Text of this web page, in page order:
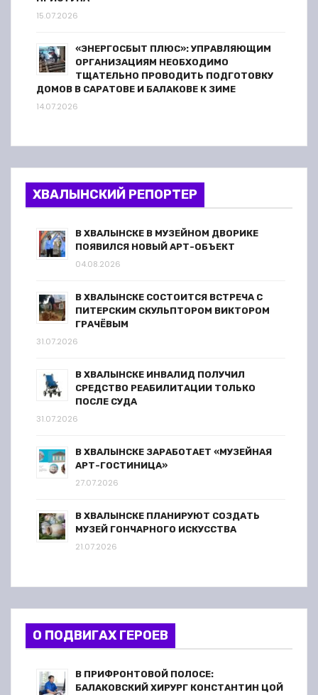
15.07.2026
«ЭНЕРГОСБЫТ ПЛЮС»: УПРАВЛЯЮЩИМ
ОРГАНИЗАЦИЯМ НЕОБХОДИМО
ТЩАТЕЛЬНО ПРОВОДИТЬ ПОДГОТОВКУ
ДОМОВ В САРАТОВЕ И БАЛАКОВЕ К ЗИМЕ
14.07.2026
ХВАЛЫНСКИЙ РЕПОРТЕР
В ХВАЛЫНСКЕ В МУЗЕЙНОМ ДВОРИКЕ
ПОЯВИЛСЯ НОВЫЙ АРТ-ОБЪЕКТ
04.08.2026
В ХВАЛЫНСКЕ СОСТОИТСЯ ВСТРЕЧА С
ПИТЕРСКИМ СКУЛЬПТОРОМ ВИКТОРОМ
ГРАЧЁВЫМ
31.07.2026
В ХВАЛЫНСКЕ ИНВАЛИД ПОЛУЧИЛ
СРЕДСТВО РЕАБИЛИТАЦИИ ТОЛЬКО
ПОСЛЕ СУДА
31.07.2026
В ХВАЛЫНСКЕ ЗАРАБОТАЕТ «МУЗЕЙНАЯ
АРТ-ГОСТИНИЦА»
27.07.2026
В ХВАЛЫНСКЕ ПЛАНИРУЮТ СОЗДАТЬ
МУЗЕЙ ГОНЧАРНОГО ИСКУССТВА
21.07.2026
О ПОДВИГАХ ГЕРОЕВ
В ПРИФРОНТОВОЙ ПОЛОСЕ:
БАЛАКОВСКИЙ ХИРУРГ КОНСТАНТИН ЦОЙ